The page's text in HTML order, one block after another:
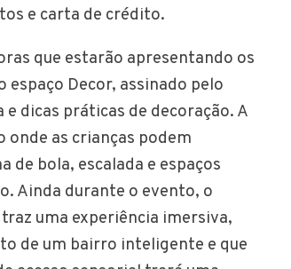
e carta de crédito.
que estarão apresentando os
Decor, assinado pelo
dicas práticas de decoração. A
onde as crianças podem
bola, escalada e espaços
Ainda durante o evento, o
uma experiência imersiva,
de um bairro inteligente e que